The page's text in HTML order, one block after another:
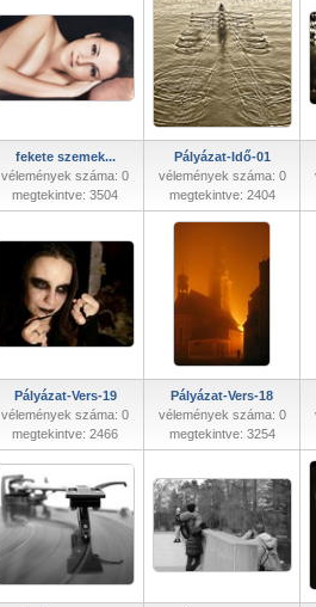
fekete szemek...
vélemények száma: 0
megtekintve: 3504
Pályázat-Idő-01
vélemények száma: 0
megtekintve: 2404
Pályázat-Vers-19
vélemények száma: 0
megtekintve: 2466
Pályázat-Vers-18
vélemények száma: 0
megtekintve: 3254